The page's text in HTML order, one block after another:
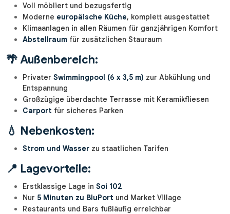
Voll möbliert und bezugsfertig
Moderne europäische Küche, komplett ausgestattet
Klimaanlagen in allen Räumen für ganzjährigen Komfort
Abstellraum für zusätzlichen Stauraum
🌴Außenbereich:
Privater Swimmingpool (6 x 3,5 m) zur Abkühlung und
Entspannung
Großzügige überdachte Terrasse mit Keramikfliesen
Carport für sicheres Parken
💧 Nebenkosten:
Strom und Wasser zu staatlichen Tarifen
📍 Lagevorteile:
Erstklassige Lage in Soi 102
Nur 5 Minuten zu BluPort und Market Village
Restaurants und Bars fußläufig erreichbar